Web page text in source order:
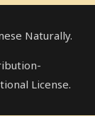
Naturally.
License.